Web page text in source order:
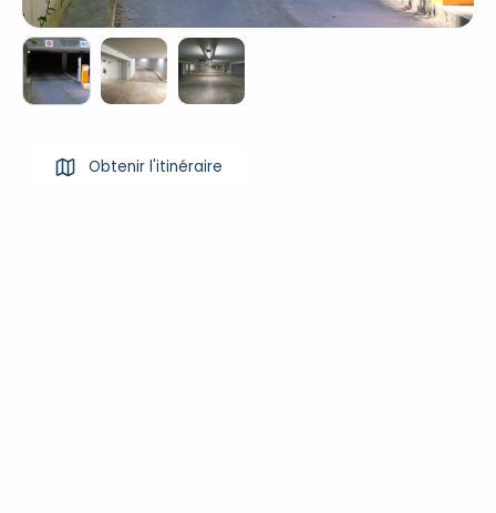
Obtenir l'itinéraire